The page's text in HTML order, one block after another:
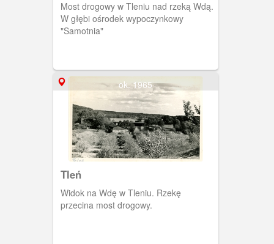
Most drogowy w Tleniu nad rzeką Wdą.
W głębi ośrodek wypoczynkowy
"Samotnia"
ok. 1965
Tleń
Widok na Wdę w Tleniu. Rzekę
przecina most drogowy.